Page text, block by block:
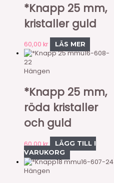
*Knapp 25 mm,
kristaller guld
60,00 kr LÄS MER
u16-608-
22
Hängen
*Knapp 25 mm,
röda kristaller
och guld
60,00kr
LÄGG TILL I
VARUKORG
u16-607-24
Hängen